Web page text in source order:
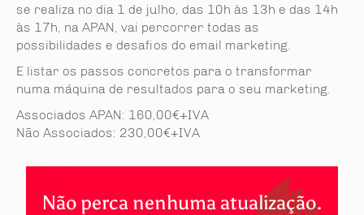
se realiza no dia 1 de julho, das 10h às 13h e das 14h
às 17h, na APAN, vai percorrer todas as
possibilidades e desafios do email marketing.
E listar os passos concretos para o transformar
numa máquina de resultados para o seu marketing.
Associados APAN: 160,00€+IVA
Não Associados: 230,00€+IVA
Não perca nenhuma atualização.